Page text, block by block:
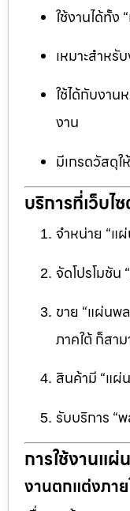
ใช้งานได้ทั้ง
เหมาะสำหรั
ใช้ได้กับงาน
งาน
มีเกรดวัสดุ
บริการที่เว็บ
จำหน่าย “แ
จัดโปรโมชั
ขาย “แผ่นพ
ภาคใต้ ก็สา
สินค้ามี “แผ่
รับบริการ “
การใช้งานแผ่
งานตกแต่งภาย